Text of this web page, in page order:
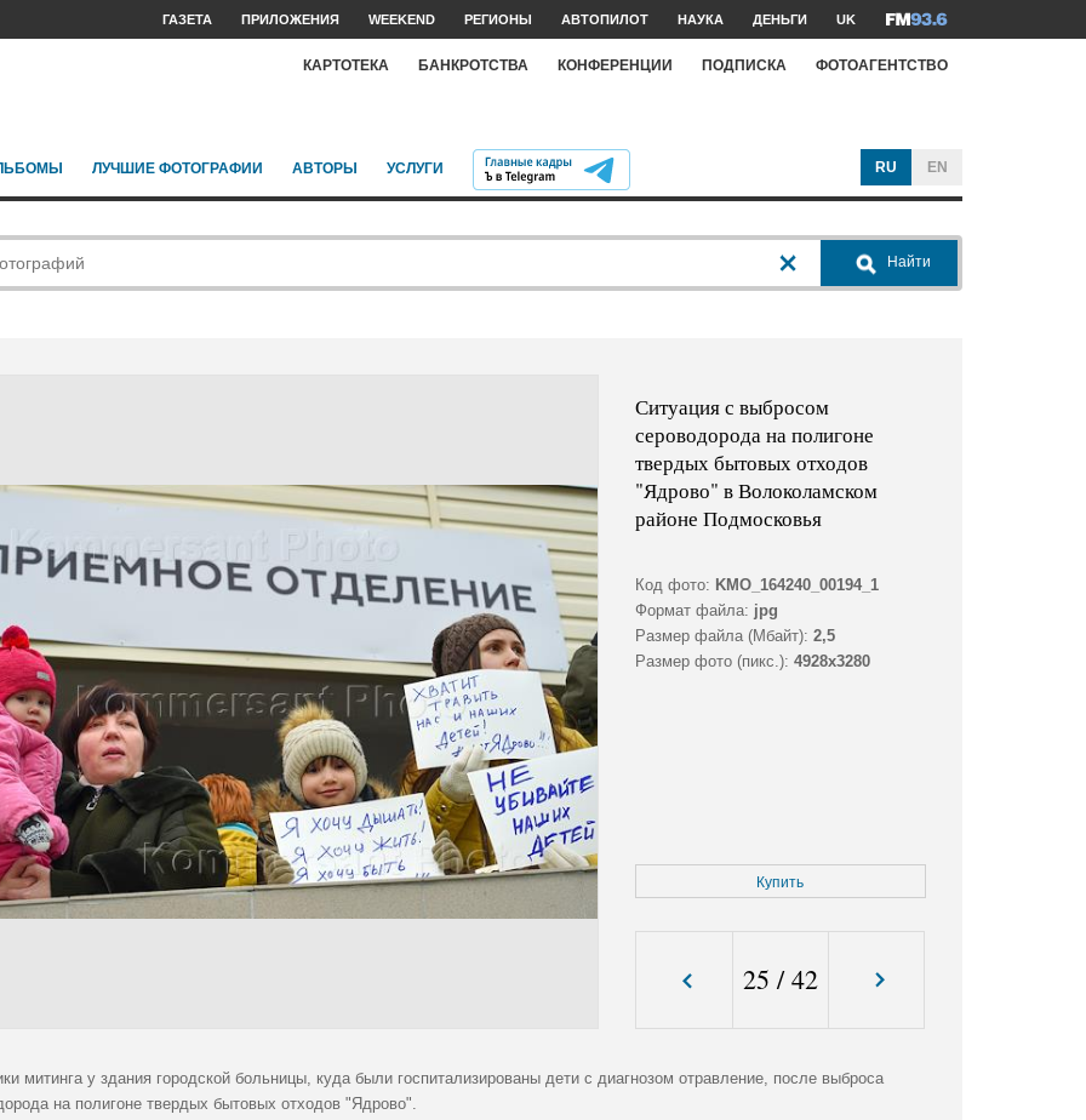
ГАЗЕТА ПРИЛОЖЕНИЯ WEEKEND РЕГИОНЫ АВТОПИЛОТ НАУКА ДЕНЬГИ UK
КАРТОТЕКА БАНКРОТСТВА КОНФЕРЕНЦИИ ПОДПИСКА ФОТОАГЕНТСТВО
ЛУЧШИЕ ФОТОГРАФИИ АВТОРЫ УСЛУГИ RU EN
Найти
Ситуация с выбросом
сероводорода на полигоне
твердых бытовых отходов
"Ядрово" в Волоколамском
районе Подмосковья
Код фото: KMO_164240_00194_1
Формат файла: jpg
Размер файла (Мбайт): 2,5
Размер фото (пикс.): 4928x3280
Купить
25 /42
митинга у здания городской больницы, куда были госпитализированы дети с диагнозом отравление, после выброса
на полигоне твердых бытовых отходов "Ядрово".